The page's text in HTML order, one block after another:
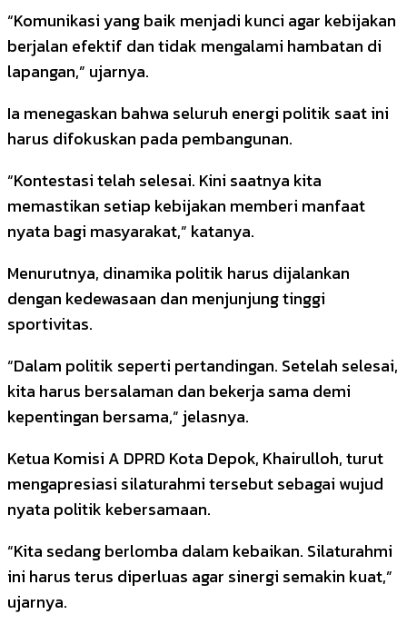
“Komunikasi yang baik menjadi kunci agar kebijakan
berjalan efektif dan tidak mengalami hambatan di
lapangan,” ujarnya.
Ia menegaskan bahwa seluruh energi politik saat ini
harus difokuskan pada pembangunan.
“Kontestasi telah selesai. Kini saatnya kita
memastikan setiap kebijakan memberi manfaat
nyata bagi masyarakat,” katanya.
Menurutnya, dinamika politik harus dijalankan
dengan kedewasaan dan menjunjung tinggi
sportivitas.
“Dalam politik seperti pertandingan. Setelah selesai,
kita harus bersalaman dan bekerja sama demi
kepentingan bersama,” jelasnya.
Ketua Komisi A DPRD Kota Depok, Khairulloh, turut
mengapresiasi silaturahmi tersebut sebagai wujud
nyata politik kebersamaan.
“Kita sedang berlomba dalam kebaikan. Silaturahmi
ini harus terus diperluas agar sinergi semakin kuat,”
ujarnya.